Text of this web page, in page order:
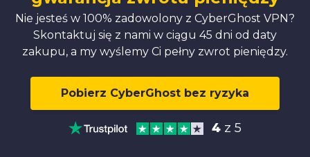
Nie jesteś w 100% zadowolony z CyberGhost VPN?
Skontaktuj się z nami w ciągu 45 dni od daty
zakupu, a my wyślemy Ci pełny zwrot pieniędzy.
Pobierz CyberGhost bez ryzyka
4 z 5